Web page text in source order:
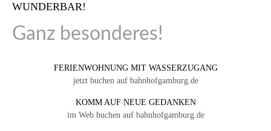
WUNDERBAR!
Ganz besonderes!
FERIENWOHNUNG MIT WASSERZUGANG
jetzt buchen auf bahnhofgamburg.de
KOMM AUF NEUE GEDANKEN
im Web buchen auf bahnhofgamburg.de